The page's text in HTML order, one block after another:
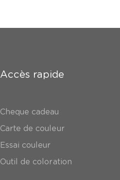
Accès rapide
Cheque cadeau
Carte de couleur
Essai couleur
Outil de coloration